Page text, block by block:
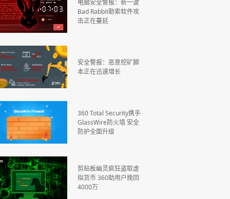
电脑安全警报：新一波
Bad Rabbit勒索软件攻
击正在蔓延
安全警报：恶意挖矿脚
本正在迅速增长
360 Total Security携手
GlassWire防火墙 安全
防护全面升级
剪贴板幽灵疯狂盗取虚
拟货币 360助用户挽回
4000万